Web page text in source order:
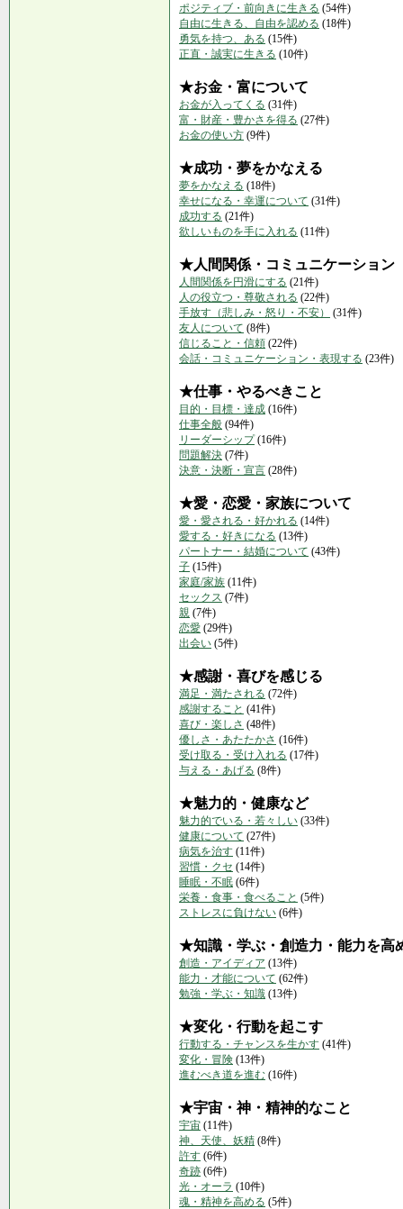
ポジティブ・前向きに生きる (54件)
自由に生きる、自由を認める (18件)
勇気を持つ、ある (15件)
正直・誠実に生きる (10件)
★お金・富について
お金が入ってくる (31件)
富・財産・豊かさを得る (27件)
お金の使い方 (9件)
★成功・夢をかなえる
夢をかなえる (18件)
幸せになる・幸運について (31件)
成功する (21件)
欲しいものを手に入れる (11件)
★人間関係・コミュニケーション
人間関係を円滑にする (21件)
人の役立つ・尊敬される (22件)
手放す（悲しみ・怒り・不安）
(31件)
友人について (8件)
信じること・信頼 (22件)
会話・コミュニケーション・表現する (23件)
★仕事・やるべきこと
目的・目標・達成 (16件)
仕事全般 (94件)
リーダーシップ(16件)
問題解決 (7件)
決意・決断・宣言 (28件)
★愛・恋愛・家族について
愛・愛される・好かれる (14件)
愛する・好きになる (13件)
パートナー・結婚について (43件)
子 (15件)
家庭/家族 (11件)
セックス (7件)
親 (7件)
恋愛 (29件)
出会い (5件)
★感謝・喜びを感じる
満足・満たされる (72件)
感謝すること (41件)
喜び・楽しさ (48件)
優しさ・あたたかさ (16件)
受け取る・受け入れる (17件)
与える・あげる (8件)
★魅力的・健康など
魅力的でいる・若々しい (33件)
健康について (27件)
病気を治す (11件)
習慣・クセ (14件)
睡眠・不眠 (6件)
栄養・食事・食べること (5件)
ストレスに負けない (6件)
★知識・学ぶ・創造力・能力を高
創造・アイディア (13件)
能力・才能について (62件)
勉強・学ぶ・知識 (13件)
★変化・行動を起こす
行動する・チャンスを生かす (41件)
変化・冒険 (13件)
進むべき道を進む (16件)
★宇宙・神・精神的なこと
宇宙 (11件)
神、天使、妖精 (8件)
許す (6件)
奇跡 (6件)
光・オーラ (10件)
魂・精神を高める (5件)